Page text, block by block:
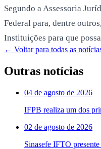
Segundo a Assessoria
Federal para, dentre
Instituições para que
← Voltar para todas as
Outras notícias
04 de agosto de 2026
IFPB realiza um dos
02 de agosto de 2026
Sinasefe IFTO